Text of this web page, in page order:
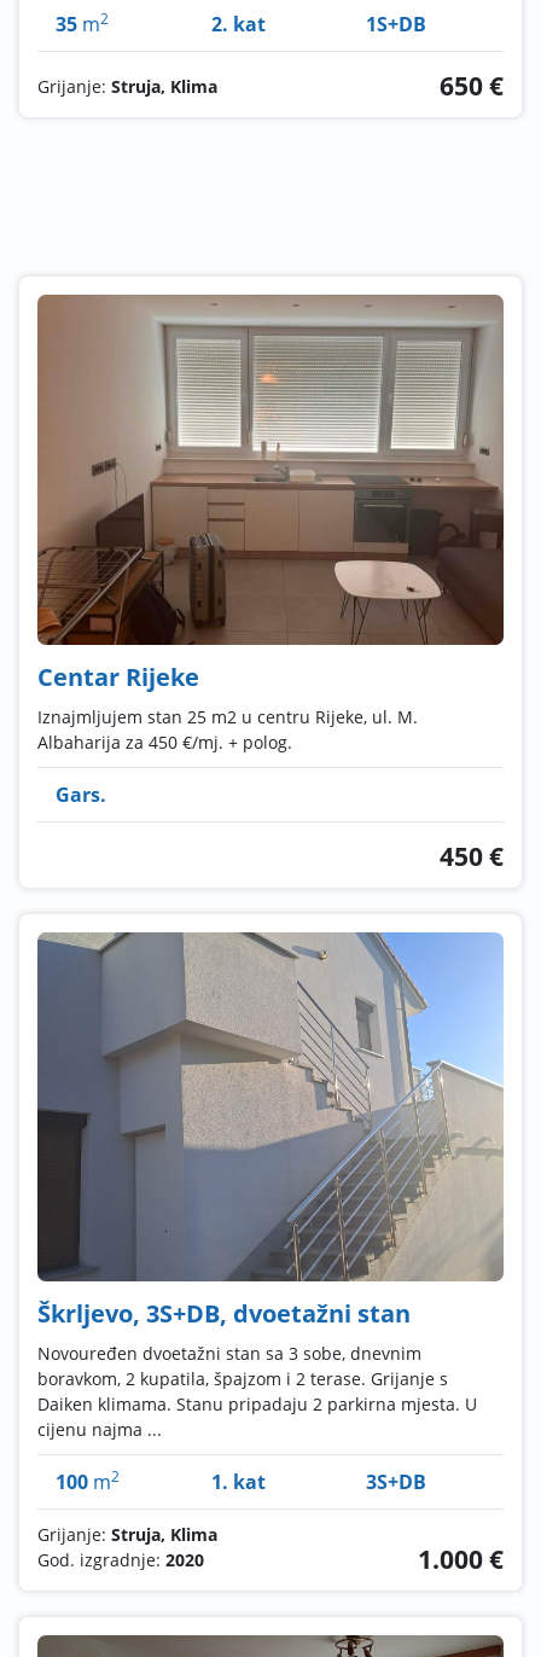
35 m2 2. kat 1S+DB
Grijanje: Struja, Klima 650 €
Centar Rijeke
Iznajmljujem stan 25 m2 u centru Rijeke, ul. M.
Albaharija za 450 €/mj. + polog.
Gars.
450 €
Škrljevo, 3S+DB, dvoetažni stan
Novouređen dvoetažni stan sa 3 sobe, dnevnim
boravkom, 2 kupatila, špajzom i 2 terase. Grijanje s
Daiken klimama. Stanu pripadaju 2 parkirna mjesta. U
cijenu najma ...
100 m2 1. kat 3S+DB
Grijanje: Struja, Klima
God. izgradnje: 2020 1.000 €